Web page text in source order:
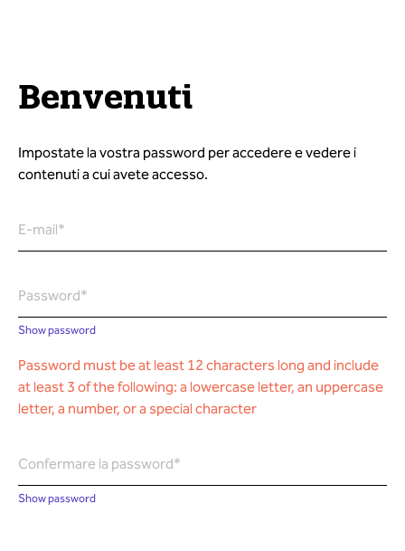
Benvenuti
Impostate la vostra password per accedere e vedere i
contenuti a cui avete accesso.
E-mail*
Password*
Show password
Password must be at least 12 characters long and include
at least 3 of the following: a lowercase letter, an uppercase
letter, a number, or a special character
Confermare la password*
Show password